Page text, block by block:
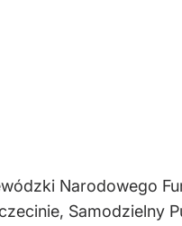
Narodowego
Samodzielny